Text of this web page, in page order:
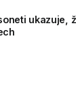
ukazuje,